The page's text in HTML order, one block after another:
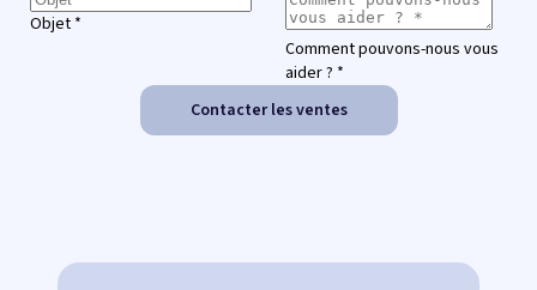
Objet *
Comment pouvons-nous vous
aider ? *
Contacter les ventes